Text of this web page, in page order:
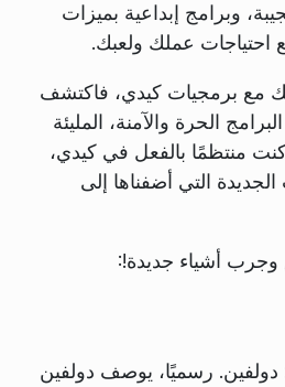
وبرامج إبداعية بميزات
احتياجات عملك ولعبك.
مع برمجيات كيدي، فاكتشف
الحرة والآمنة، المليئة
كنت منتظمًا بالفعل في كيدي،
التي أضفناها إلى
وجرب أشياء جديدة!:
دولفين. رسميًا، يوصف دولفين